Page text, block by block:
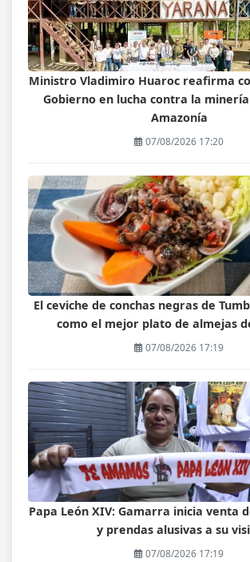
Ministro Vladimiro Huaroc reafirma
Gobierno en lucha contra la
Amazonía
07/08/2026 17:20
El ceviche de conchas negras de
como el mejor plato de almejas
07/08/2026 17:19
Papa León XIV: Gamarra inicia venta
y prendas alusivas a su
07/08/2026 17:19